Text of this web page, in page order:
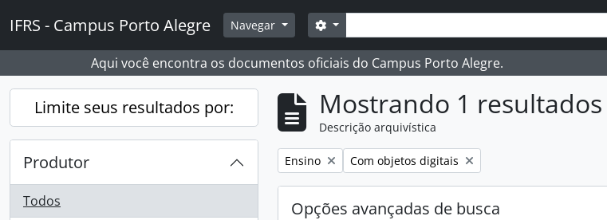
IFRS - Campus Porto Alegre Navegar Buscar
Opções de busca
Aqui você encontra os documentos oficiais do Campus Porto Alegre.
Limite seus resultados por:
Produtor
Todos
Mostrando 1 resultados
Descrição arquivística
Remover filtro:
Ensino Remover filtro:
Com objetos digitais
Opções avançadas de busca